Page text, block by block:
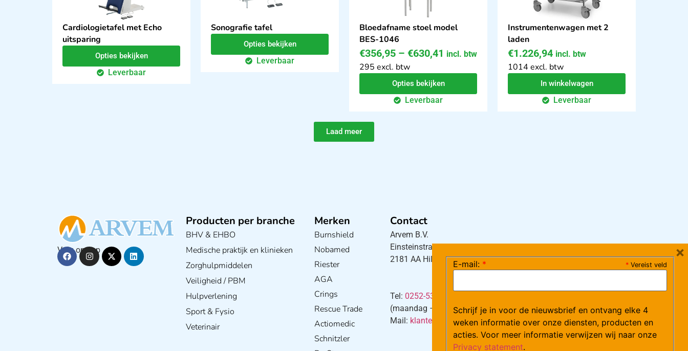
Cardiologietafel met Echo
uitsparing
Opties bekijken
Leverbaar
Sonografie tafel
Opties bekijken
Leverbaar
Bloedafname stoel model
BES-1046
€356,95 – €630,41 incl. btw
295 excl. btw
Opties bekijken
Leverbaar
Instrumentenwagen met 2
laden
€1.226,94 incl. btw
1014 excl. btw
In winkelwagen
Leverbaar
Laad meer
Volg ons op
Producten per branche
BHV & EHBO
Medische praktijk en klinieken
Zorghulpmiddelen
Veiligheid / PBM
Hulpverlening
Sport & Fysio
Veterinair
Merken
Burnshield
Nobamed
Riester
AGA
Crings
Rescue Trade
Actiomedic
Schnitzler
Contact
Arvem B.V.
Einsteinstraat 5
2181 AA Hillegom
Tel: 0252-533256
(maandag – donderdag 08:30-17:15 uur / vrijdag 08:30-16:00 uur)
Mail: klantenservice@arvem.nl
* Vereist veld
E-mail: *
Schrijf je in voor de nieuwsbrief en ontvang elke 4
weken informatie over onze diensten, producten en
acties. Voor meer informatie verwijzen wij naar onze
Privacy statement.
×